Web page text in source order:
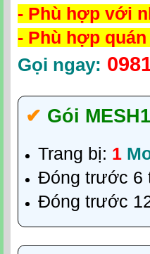
- Phù hợp với
- Phù hợp
Gọi ngay:
✔‎ Gói MESH1
Trang bị: 1
Đóng trước 6
Đóng trước